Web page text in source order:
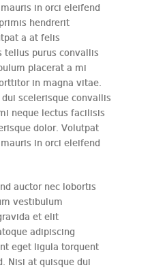
in orci eleifend
hendrerit
a at felis
tellus purus convallis
placerat a mi
in magna vitae.
scelerisque convallis
neque lectus facilisis
dolor. Volutpat
in orci eleifend
auctor nec lobortis
vestibulum
et elit
adipiscing
eget ligula torquent
Nisi at quisque dui